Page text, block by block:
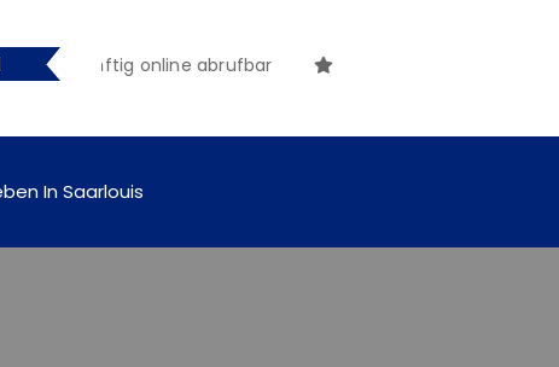
künftig online abrufbar
In Saarlouis